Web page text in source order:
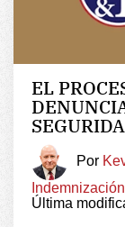
EL
Por
Última